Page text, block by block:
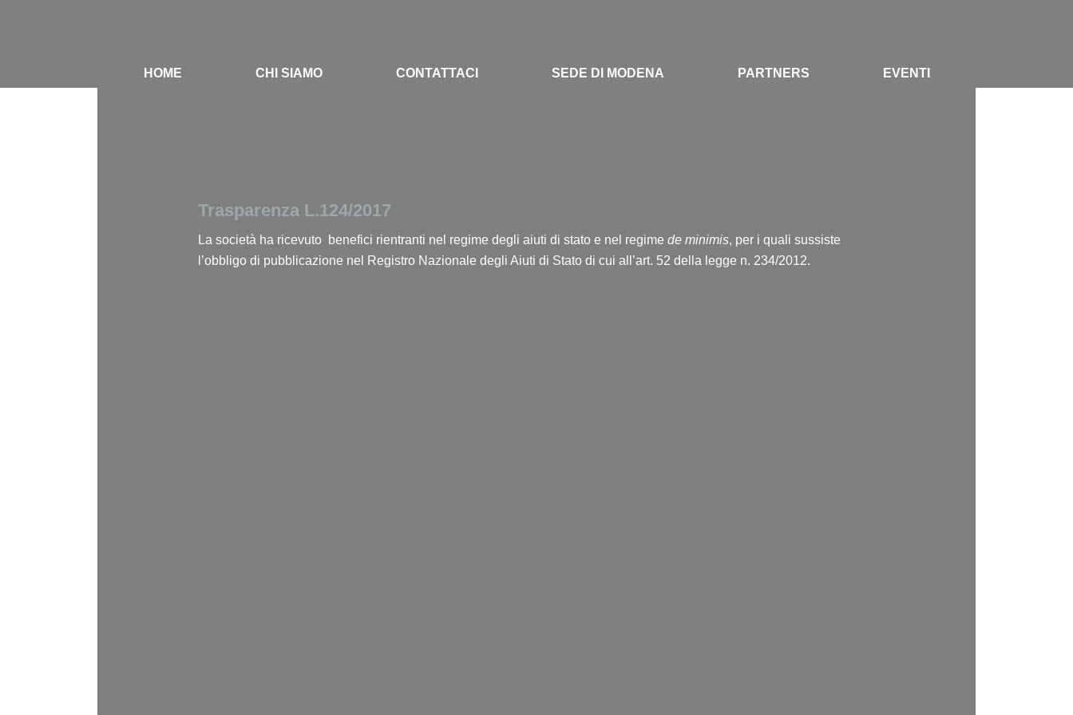
HOME CHI SIAMO CONTATTACI SEDE DI MODENA PARTNERS EVENTI
Trasparenza L.124/2017
La società ha ricevuto benefici rientranti nel regime degli aiuti di stato e nel regime de minimis, per i quali sussiste
l’obbligo di pubblicazione nel
Registro Nazionale degli Aiuti di Stato di cui all’art. 52 della legge n. 234/2012.